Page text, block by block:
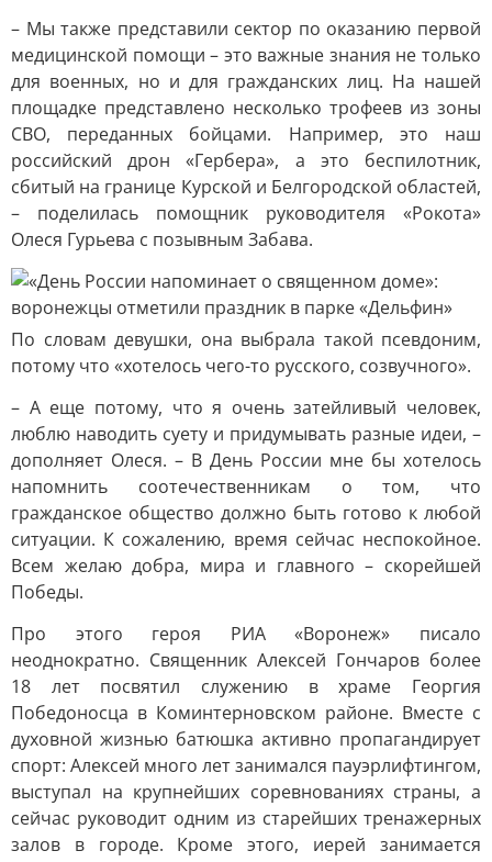
– Мы также представили сектор по оказанию первой
медицинской помощи – это важные знания не только
для военных, но и для гражданских лиц. На нашей
площадке представлено несколько трофеев из зоны
СВО, переданных бойцами. Например, это наш
российский дрон «Гербера», а это беспилотник,
сбитый на границе Курской и Белгородской областей,
– поделилась помощник руководителя «Рокота»
Олеся Гурьева с позывным Забава.
По словам девушки, она выбрала такой псевдоним,
потому что «хотелось чего-то русского, созвучного».
– А еще потому, что я очень затейливый человек,
люблю наводить суету и придумывать разные идеи, –
дополняет Олеся. – В День России мне бы хотелось
напомнить соотечественникам о том, что
гражданское общество должно быть готово к любой
ситуации. К сожалению, время сейчас неспокойное.
Всем желаю добра, мира и главного – скорейшей
Победы.
Про этого героя РИА «Воронеж» писало
неоднократно. Священник Алексей Гончаров более
18 лет посвятил служению в храме Георгия
Победоносца в Коминтерновском районе. Вместе с
духовной жизнью батюшка активно пропагандирует
спорт: Алексей много лет занимался пауэрлифтингом,
выступал на крупнейших соревнованиях страны, а
сейчас руководит одним из старейших тренажерных
залов в городе. Кроме этого, иерей занимается